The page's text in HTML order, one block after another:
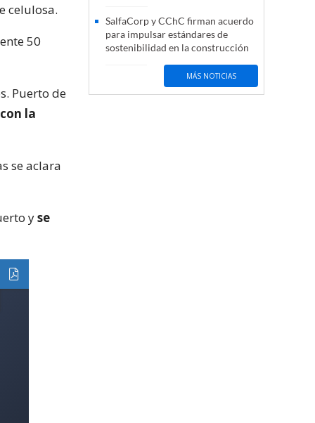
celulosa.
50
Puerto de
la
se aclara
yse
SalfaCorp y CChC firman acuerdo
para impulsar estándares de
sostenibilidad en la construcción
MÁS NOTICIAS